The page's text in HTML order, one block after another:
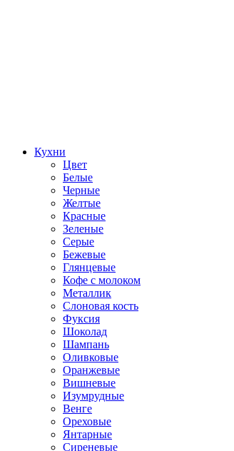
Кухни
Цвет
Белые
Черные
Желтые
Красные
Зеленые
Серые
Бежевые
Глянцевые
Кофе с молоком
Металлик
Слоновая кость
Фуксия
Шоколад
Шампань
Оливковые
Оранжевые
Вишневые
Изумрудные
Венге
Ореховые
Янтарные
Сиреневые